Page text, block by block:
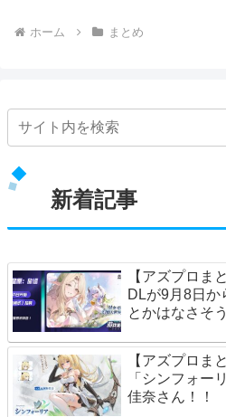
ホーム まとめ
新着記事
【アズプロま
DLが9月8日か
とかはなさそ
【アズプロま
「シンフォー
佳奈さん！！